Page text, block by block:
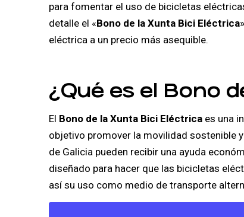
para fomentar el uso de bicicletas
detalle el «Bono de la Xunta Bici Eléctrica
eléctrica a un precio más asequible.
¿Qué es el Bono
El Bono de la Xunta Bici Eléctrica es una
objetivo promover la movilidad sostenible
de Galicia pueden recibir una ayuda
diseñado para hacer que las bicicletas
así su uso como medio de transporte